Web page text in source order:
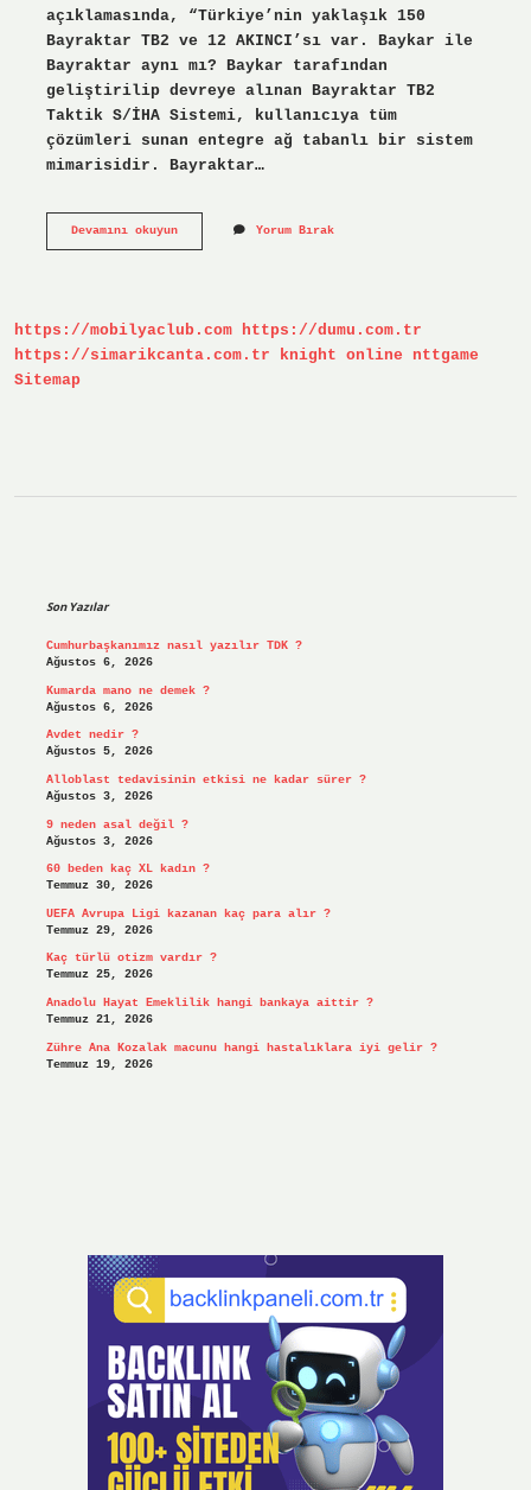
açıklamasında, “Türkiye’nin yaklaşık 150
Bayraktar TB2 ve 12 AKINCI’sı var. Baykar ile
Bayraktar aynı mı? Baykar tarafından
geliştirilip devreye alınan Bayraktar TB2
Taktik S/İHA Sistemi, kullanıcıya tüm
çözümleri sunan entegre ağ tabanlı bir sistem
mimarisidir. Bayraktar…
Devamını okuyunBayraktar
Yorum Bırak
https://mobilyaclub.com https://dumu.com.tr
https://simarikcanta.com.tr
knight online
nttgame
Sitemap
Son Yazılar
Cumhurbaşkanımız nasıl yazılır TDK ?
Ağustos 6, 2026
Kumarda mano ne demek ?
Ağustos 6, 2026
Avdet nedir ?
Ağustos 5, 2026
Alloblast tedavisinin etkisi ne kadar sürer ?
Ağustos 3, 2026
9 neden asal değil ?
Ağustos 3, 2026
60 beden kaç XL kadın ?
Temmuz 30, 2026
UEFA Avrupa Ligi kazanan kaç para alır ?
Temmuz 29, 2026
Kaç türlü otizm vardır ?
Temmuz 25, 2026
Anadolu Hayat Emeklilik hangi bankaya aittir ?
Temmuz 21, 2026
Zühre Ana Kozalak macunu hangi hastalıklara iyi gelir ?
Temmuz 19, 2026